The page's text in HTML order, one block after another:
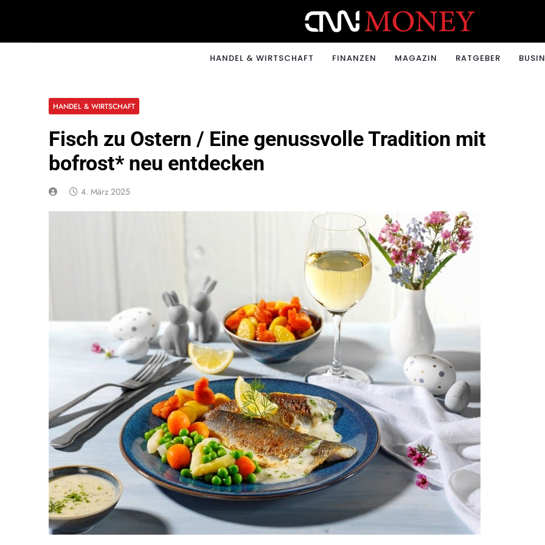
CNNMONEY.CH
HANDEL & WIRTSCHAFT FINANZEN MAGAZIN RATGEBER
HANDEL & WIRTSCHAFT
Fisch zu Ostern / Eine genussvolle Tradition mit
bofrost* neu entdecken
4. März 2025